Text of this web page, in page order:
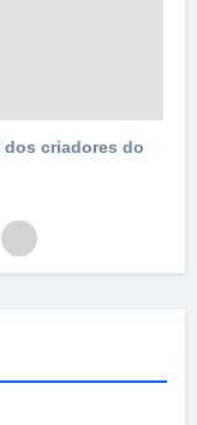
dos criadores do